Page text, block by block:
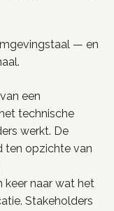
— en
een
technische
werkt. De
ten opzichte van
naar wat het
Stakeholders